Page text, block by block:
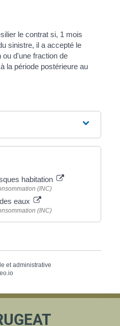
le contrat si, 1 mois
sinistre, il a accepté le
ou d'une fraction de
la période postérieure au
habitation
(INC)
eaux
(INC)
et administrative